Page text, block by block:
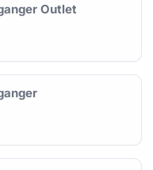
Outlet